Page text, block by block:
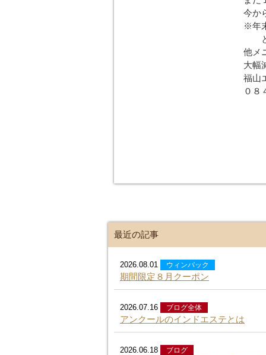
今か
※年
と
他メ
大幅
福山
０８
最近の記事
2026.08.01 ウィンバック
期間限定８月クーポン
2026.07.16 ブログ全体
アンクールのインドエステとは
2026.06.18 ブログ